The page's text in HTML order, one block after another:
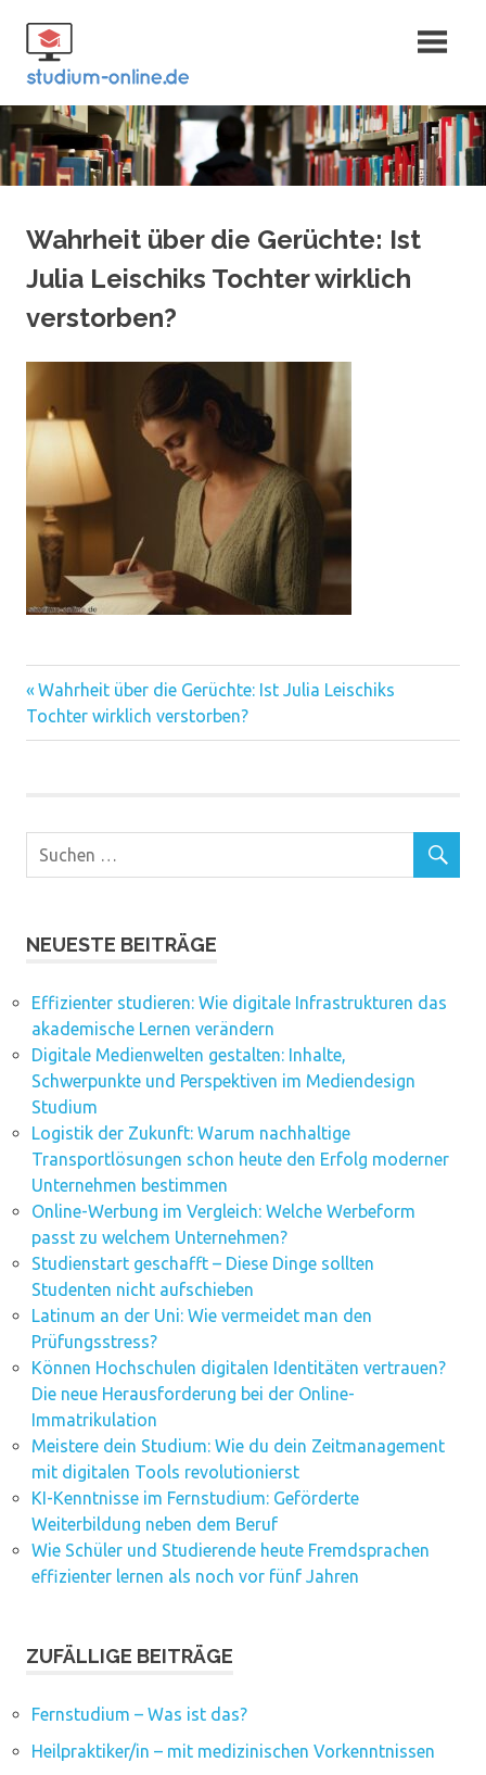
Inhalt
springen
Fernstudium
und Bachelor
Wahrheit über die Gerüchte: Ist
Julia Leischiks Tochter wirklich
verstorben?
Beitragsnavigation
Vorheriger
Beitrag:
Wahrheit über die Gerüchte: Ist Julia Leischiks
Tochter wirklich verstorben?
NEUESTE BEITRÄGE
Effizienter studieren: Wie digitale Infrastrukturen das
akademische Lernen verändern
Digitale Medienwelten gestalten: Inhalte,
Schwerpunkte und Perspektiven im Mediendesign
Studium
Logistik der Zukunft: Warum nachhaltige
Transportlösungen schon heute den Erfolg moderner
Unternehmen bestimmen
Online-Werbung im Vergleich: Welche Werbeform
passt zu welchem Unternehmen?
Studienstart geschafft – Diese Dinge sollten
Studenten nicht aufschieben
Latinum an der Uni: Wie vermeidet man den
Prüfungsstress?
Können Hochschulen digitalen Identitäten vertrauen?
Die neue Herausforderung bei der Online-
Immatrikulation
Meistere dein Studium: Wie du dein Zeitmanagement
mit digitalen Tools revolutionierst
KI-Kenntnisse im Fernstudium: Geförderte
Weiterbildung neben dem Beruf
Wie Schüler und Studierende heute Fremdsprachen
effizienter lernen als noch vor fünf Jahren
ZUFÄLLIGE BEITRÄGE
Fernstudium – Was ist das?
Heilpraktiker/in – mit medizinischen Vorkenntnissen